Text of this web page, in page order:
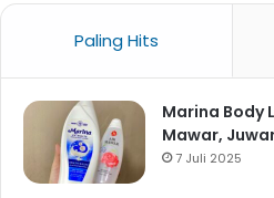
Paling Hits
Marina Body
Mawar,
7 Juli 2025